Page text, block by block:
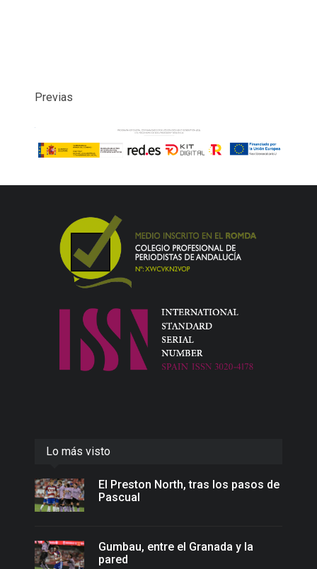
Previas
Lo más visto
El Preston North, tras los pasos de
Pascual
Gumbau, entre el Granada y la
pared